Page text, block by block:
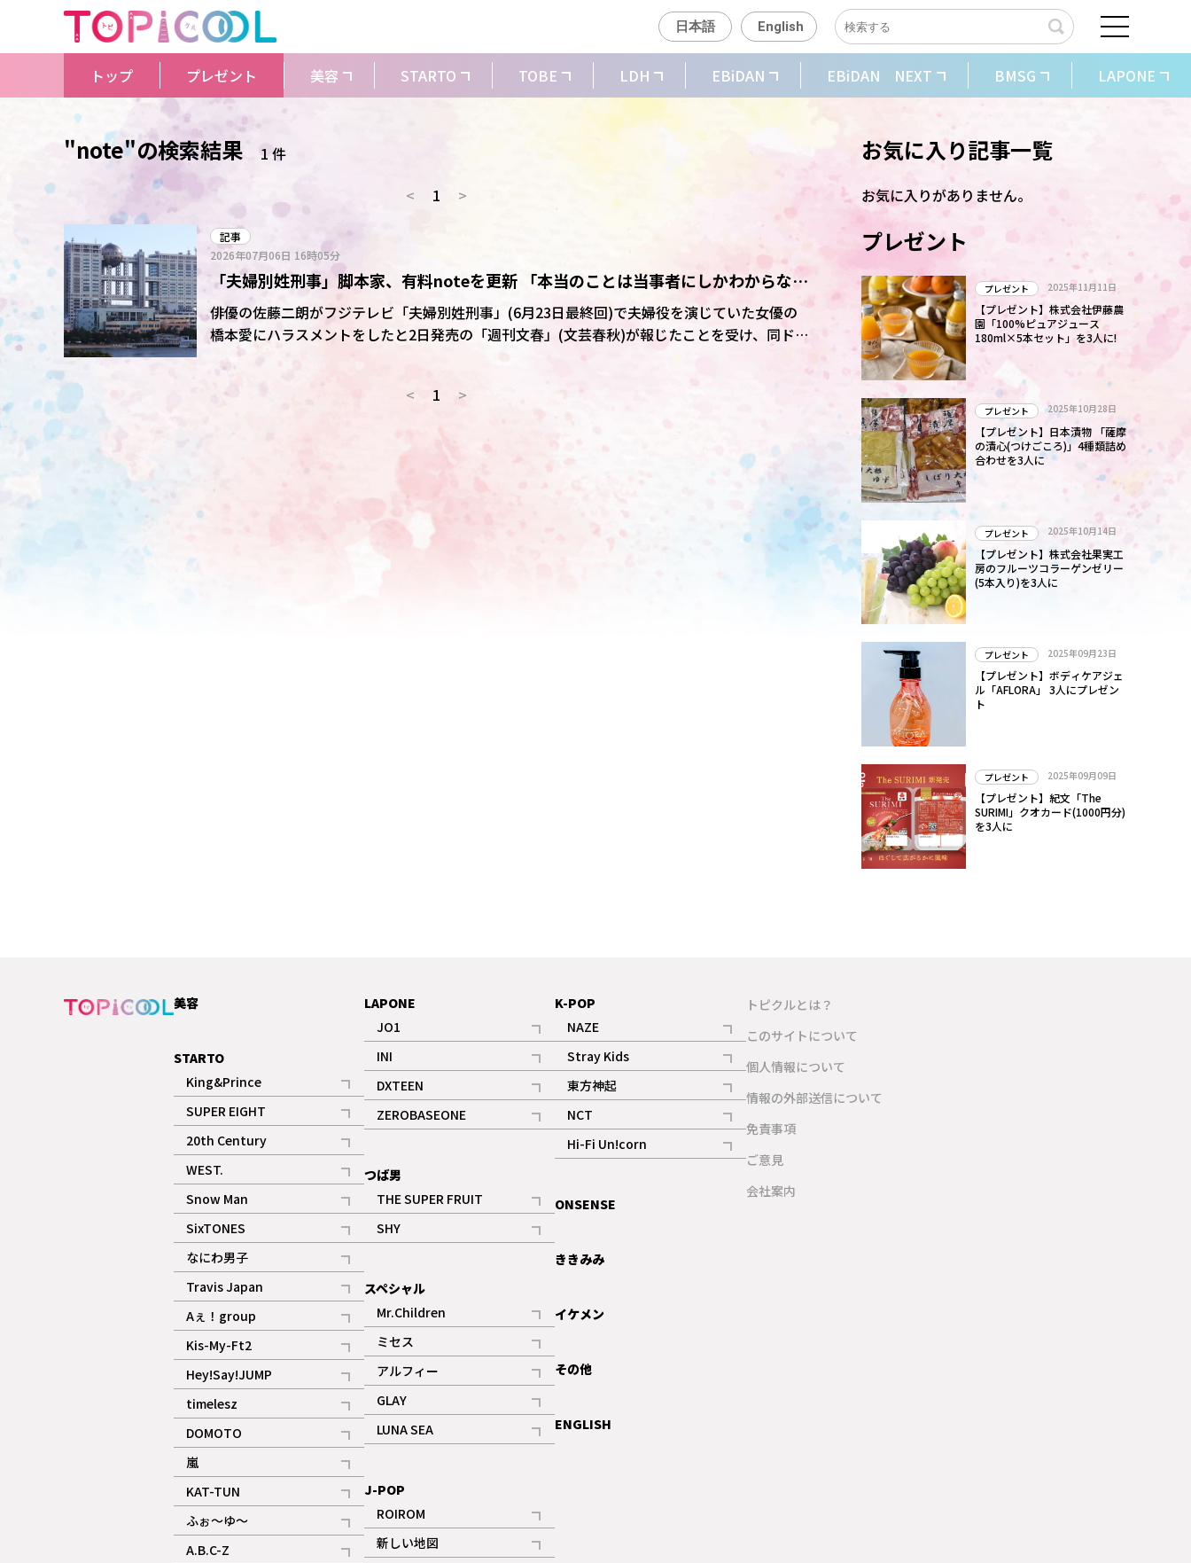
日本語 English
トップ プレゼント 美容 STARTO TOBE LDH EBiDAN EBiDAN NEXT BMSG LAPONE
"note"の検索結果
1 件
<
1 >
記事
2026年07月06日 16時05分
「夫婦別姓刑事」脚本家、有料noteを更新 「本当のことは当事者にしかわからな
い」導入部分で思い
俳優の佐藤二朗がフジテレビ「夫婦別姓刑事」(6月23日最終回)で夫婦役を演じていた女優の
橋本愛にハラスメントをしたと2日発売の「週刊文春」(文芸春秋)が報じたことを受け、同ド
ラマの脚本を手がけた矢島弘一氏が5日、有料会員向けのnoteを更新した。 矢島氏は「当事者
かを語るには、あまりにも事が大きくなり過ぎた」と切り出し「この状況で何を語っても、き
など数々の同業者の方々が持論を語ってくれているが、この作品に関わっていない以上、何を
語ってもそれは『持論以上』にはならないことを気づいていただきたい」と指摘。「今回起き
た『本当のこと』は、あの作品に関わった当事者にしかわからない。あなたたちが語る持論
は、あなたたちの現場であって今回のドラマはあなたたちの現場ではないのだ」と、臆測や第
三者による議論に苦言を呈した。
< 1 >
お気に入り記事一覧
お気に入りがありません。
プレゼント
プレゼント 2025年11月11日
【プレゼント】株式会社伊藤農
園「100%ピュアジュース
180ml×5本セット」を3人に!
プレゼント 2025年10月28日
【プレゼント】日本漬物 「薩摩
の漬心(つけごころ)」4種類詰め
合わせを3人に
プレゼント 2025年10月14日
【プレゼント】株式会社果実工
房のフルーツコラーゲンゼリー
(5本入り)を3人に
プレゼント 2025年09月23日
【プレゼント】ボディケアジェ
ル「AFLORA」 3人にプレゼン
ト
プレゼント 2025年09月09日
【プレゼント】紀文「The
SURIMI」クオカード(1000円分)
を3人に
美容
STARTO
King&Prince
記事
SUPER EIGHT
記事
20th Century
記事
WEST.
記事
Snow Man
記事
ギャラリー
SixTONES
記事
ギャラリー
なにわ男子
記事
Travis Japan
記事
Aぇ！group
記事
Kis-My-Ft2
記事
ギャラリー
Hey!Say!JUMP
記事
timelesz
記事
DOMOTO
記事
嵐
記事
KAT-TUN
記事
ふぉ～ゆ～
記事
A.B.C-Z
LAPONE
JO1
記事
ギャラリー
INI
記事
ギャラリー
DXTEEN
記事
ギャラリー
ZEROBASEONE
記事
つば男
THE SUPER FRUIT
記事
ギャラリー
SHY
記事
スペシャル
Mr.Children
記事
ミセス
記事
アルフィー
記事
GLAY
記事
LUNA SEA
記事
J-POP
ROIROM
記事
新しい地図
K-POP
NAZE
記事
Stray Kids
記事
東方神起
記事
NCT
記事
Hi-Fi Un!corn
記事
ONSENSE
ききみみ
イケメン
その他
ENGLISH
トピクルとは？
このサイトについて
個人情報について
情報の外部送信について
免責事項
ご意見
会社案内